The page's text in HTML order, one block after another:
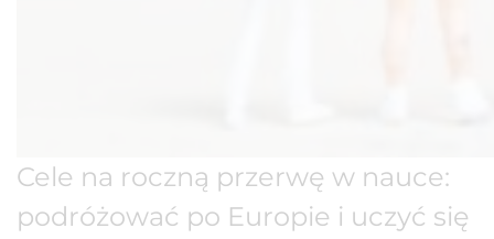
Cele na roczną przerwę w nauce:
podróżować po Europie i uczyć się